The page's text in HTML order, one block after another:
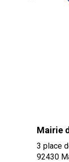
Mairie
3 place
92430